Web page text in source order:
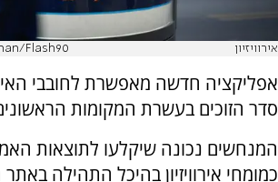
אירוויזיון Flash90
אפליקציה חדשה מאפשרת לחובבי
סדר הזוכים בעשרת המקומות
המנחשים נכונה שיקלעו לתוצאות
כמומחי אירוויזיון בהיכל התהילה באתר